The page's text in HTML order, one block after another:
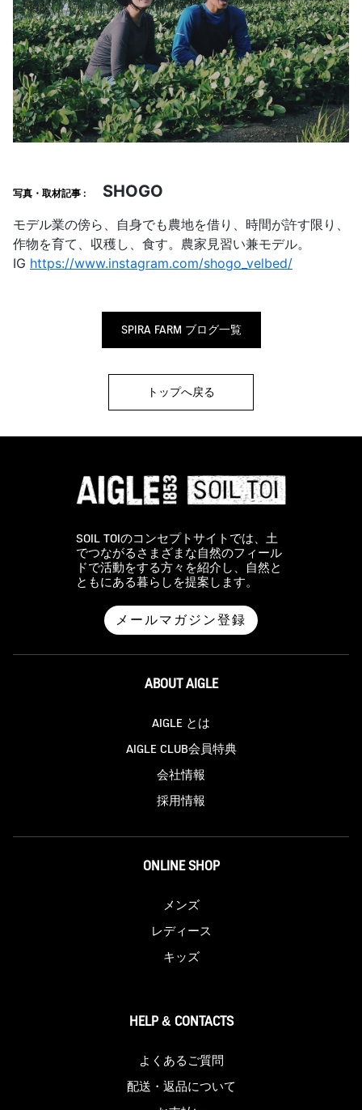
写真・取材記事 : SHOGO
モデル業の傍ら、自身でも農地を借り、時間が許す限り、
作物を育て、収穫し、食す。農家見習い兼モデル。
IG https://www.instagram.com/shogo_velbed/
SPIRA FARM ブログ一覧
トップへ戻る
SOIL TOIのコンセプトサイトでは、土
でつながるさまざまな自然のフィール
ドで活動をする方々を紹介し、自然と
ともにある暮らしを提案します。
メールマガジン登録
ABOUT AIGLE
AIGLE とは
AIGLE CLUB会員特典
会社情報
採用情報
ONLINE SHOP
メンズ
レディース
キッズ
HELP & CONTACTS
よくあるご質問
配送・返品について